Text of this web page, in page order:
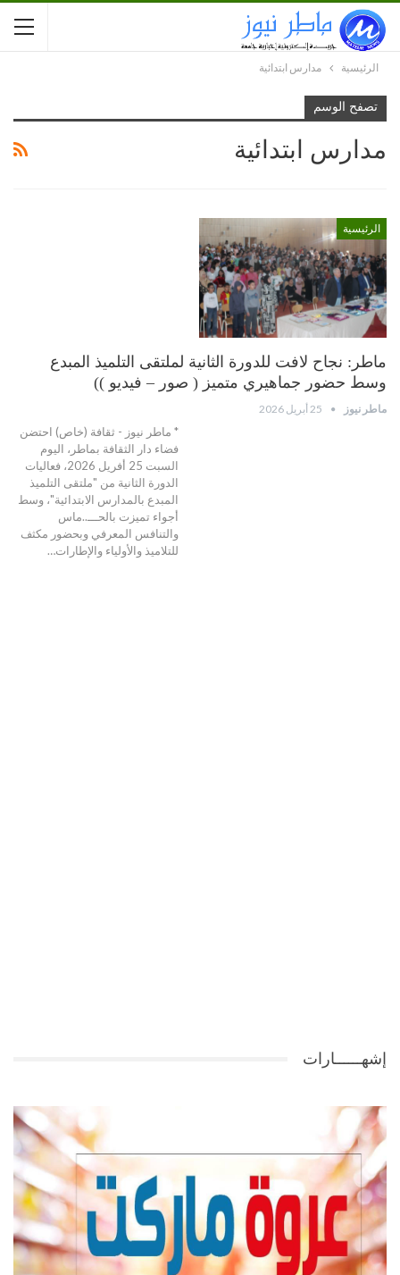
الرئيسية مدارس ابتدائية
تصفح الوسم
مدارس ابتدائية
الرئيسية
ماطر: نجاح لافت للدورة الثانية لملتقى التلميذ المبدع
وسط حضور جماهيري متميز ( صور – فيديو ))
ماطر نيوز 25 أبريل 2026
* ماطر نيوز - ثقافة (خاص) احتضن
فضاء دار الثقافة بماطر، اليوم
السبت 25 أفريل 2026، فعاليات
الدورة الثانية من "ملتقى التلميذ
المبدع بالمدارس الابتدائية"، وسط
أجواء تميزت بالحـــ..ماس
والتنافس المعرفي وبحضور مكثف
للتلاميذ والأولياء والإطارات…
إشهــــــارات